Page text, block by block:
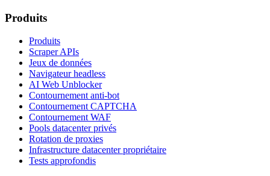
Produits
Produits
Scraper APIs
Jeux de données
Navigateur headless
AI Web Unblocker
Contournement anti-bot
Contournement CAPTCHA
Contournement WAF
Pools datacenter privés
Rotation de proxies
Infrastructure datacenter propriétaire
Tests approfondis